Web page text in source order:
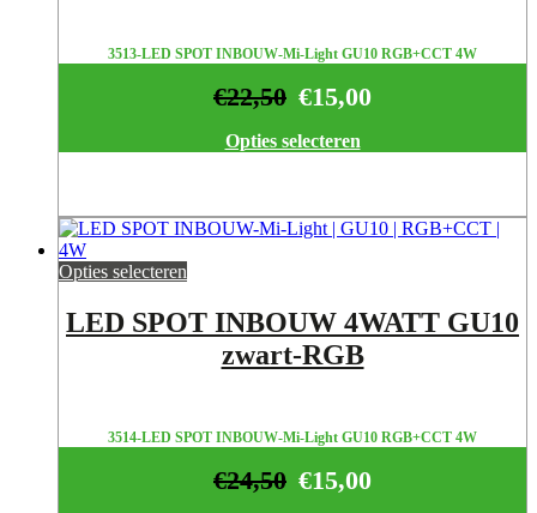
3513-LED SPOT INBOUW-Mi-Light GU10 RGB+CCT 4W
€15,00
€22,50
Opties selecteren
Opties selecteren
LED SPOT INBOUW 4WATT GU10
zwart-RGB
3514-LED SPOT INBOUW-Mi-Light GU10 RGB+CCT 4W
€15,00
€24,50